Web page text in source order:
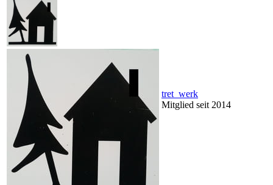
tret_werk
Mitglied seit 2014